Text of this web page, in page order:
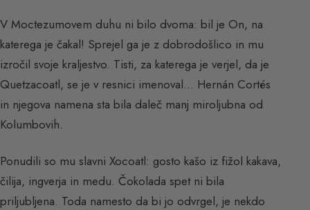
V Moctezumovem duhu ni bilo dvoma: bil je On, na
katerega je čakal! Sprejel ga je z dobrodošlico in mu
izročil svoje kraljestvo. Tisti, za katerega je verjel, da je
Quetzacoatl, se je v resnici imenoval… Hernán Cortés
in njegova namena sta bila daleč manj miroljubna od
Kolumbovih.
Ponudili so mu slavni Xocoatl: gosto kašo iz fižol kakava,
čilija, ingverja in medu. Čokolada spet ni bila
priljubljena. Toda namesto da bi jo odvrgel, je nekdo